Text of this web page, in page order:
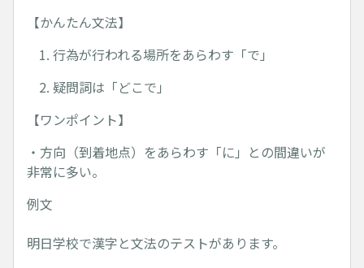
【かんたん文法】
行為が行われる場所をあらわす「で」
疑問詞は「どこで」
【ワンポイント】
・方向（到着地点）をあらわす「に」との間違いが
非常に多い。
例文
明日学校で漢字と文法のテストがあります。